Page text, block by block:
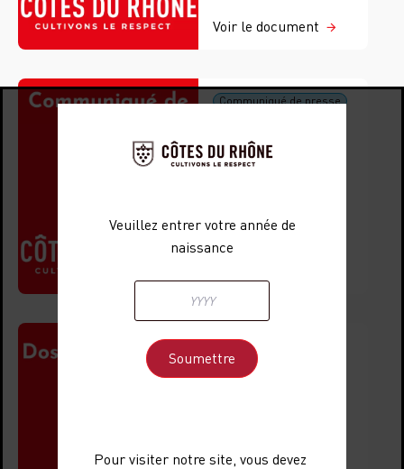
Voir le document
Communiqué de presse
Communiqué
2025
25 avril 2025
Dossier de presse
des Côtes du
Veuillez entrer votre année de
naissance
Pour visiter notre site, vous devez